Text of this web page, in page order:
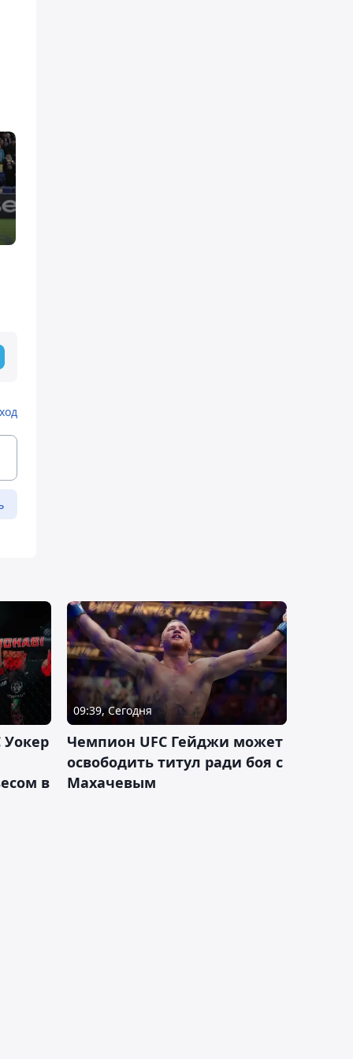
Уокер
в
09:39, Сегодня
Чемпион UFC Гейджи может
освободить титул ради боя с
Махачевым